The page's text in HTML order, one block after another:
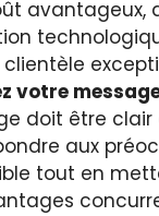
avantageux,
votre
doit être clair
aux
tout en